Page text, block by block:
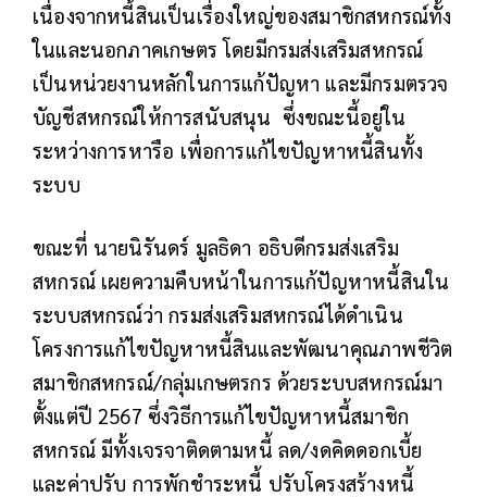
เนื่องจากหนี้สินเป็นเรื่องใหญ่ของสมาชิกสหกรณ์ทั้ง
ในและนอกภาคเกษตร โดยมีกรมส่งเสริมสหกรณ์
เป็นหน่วยงานหลักในการแก้ปัญหา และมีกรมตรวจ
บัญชีสหกรณ์ให้การสนับสนุน ซึ่งขณะนี้อยู่ใน
ระหว่างการหารือ เพื่อการแก้ไขปัญหาหนี้สินทั้ง
ระบบ
ขณะที่ นายนิรันดร์ มูลธิดา อธิบดีกรมส่งเสริม
สหกรณ์ เผยความคืบหน้าในการแก้ปัญหาหนี้สินใน
ระบบสหกรณ์ว่า กรมส่งเสริมสหกรณ์ได้ดำเนิน
โครงการแก้ไขปัญหาหนี้สินและพัฒนาคุณภาพชีวิต
สมาชิกสหกรณ์/กลุ่มเกษตรกร ด้วยระบบสหกรณ์มา
ตั้งแต่ปี 2567 ซึ่งวิธีการแก้ไขปัญหาหนี้สมาชิก
สหกรณ์ มีทั้งเจรจาติดตามหนี้ ลด/งดคิดดอกเบี้ย
และค่าปรับ การพักชำระหนี้ ปรับโครงสร้างหนี้